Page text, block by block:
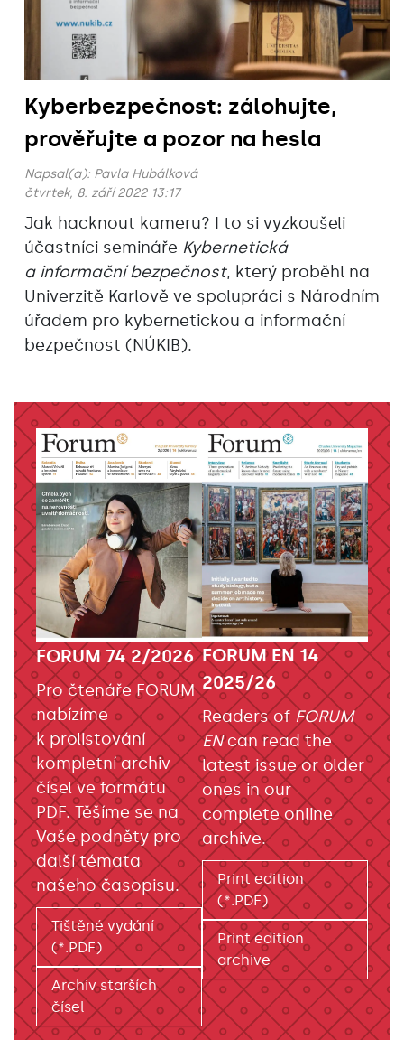
Kyberbezpečnost: zálohujte,
prověřujte a pozor na hesla
Napsal(a): Pavla Hubálková
čtvrtek, 8. září 2022 13:17
Jak hacknout kameru? I to si vyzkoušeli
účastníci semináře Kybernetická
a informační bezpečnost, který proběhl na
Univerzitě Karlově ve spolupráci s Národním
úřadem pro kybernetickou a informační
bezpečnost (NÚKIB).
FORUM 74 2/2026
Pro čtenáře FORUM
nabízíme
k prolistování
kompletní archiv
čísel ve formátu
PDF. Těšíme se na
Vaše podněty pro
další témata
našeho časopisu.
Tištěné vydání
(*.PDF)
Archiv starších
čísel
FORUM EN 14
2025/26
Readers of FORUM
ENcan read the
latest issue or older
ones in our
complete online
archive.
Print edition
(*.PDF)
Print edition
archive